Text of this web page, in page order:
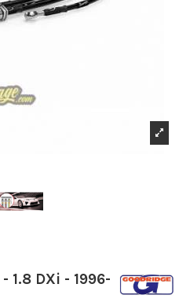
1.8 DXi - 1996-